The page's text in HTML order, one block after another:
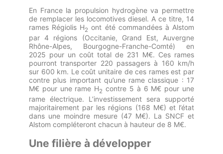
En France la propulsion hydrogène va permettre
de remplacer les locomotives diesel. A ce titre, 14
rames Régiolis H2 ont été commandées à Alstom
par 4 régions (Occitanie, Grand Est, Auvergne
Rhône-Alpes, Bourgogne-Franche-Comté) en
2025 pour un coût total de 231 M€. Ces rames
pourront transporter 220 passagers à 160 km/h
sur 600 km. Le coût unitaire de ces rames est par
contre plus important qu’une rame classique : 17
M€ pour une rame H2 contre 5 à 6 M€ pour une
rame électrique. L’investissement sera supporté
majoritairement par les régions (168 M€) et l’état
dans une moindre mesure (47 M€). La SNCF et
Alstom compléteront chacun à hauteur de 8 M€.
Une filière à développer